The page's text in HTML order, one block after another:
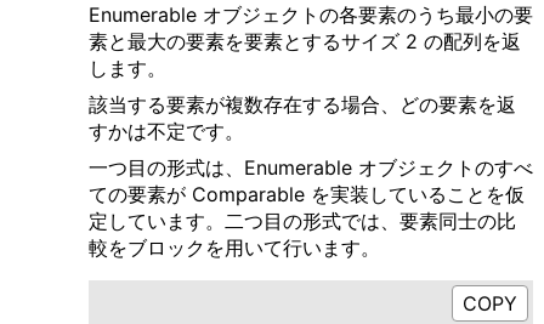
Enumerable オブジェクトの各要素のうち最小の要
素と最大の要素を要素とするサイズ 2 の配列を返
します。
該当する要素が複数存在する場合、どの要素を返
すかは不定です。
一つ目の形式は、Enumerable オブジェクトのすべ
ての要素が Comparable を実装していることを仮
定しています。二つ目の形式では、要素同士の比
較をブロックを用いて行います。